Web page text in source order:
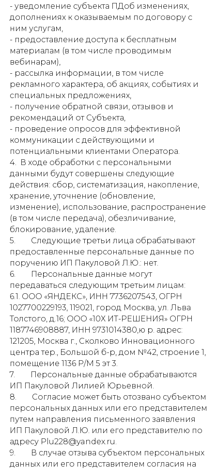
- уведомление субъекта ПДоб изменениях,
дополнениях к оказываемым по договору с
ним услугам,
- предоставление доступа к бесплатным
материалам (в том числе проводимым
вебинарам),
- рассылка информации, в том числе
рекламного характера, об акциях, событиях и
специальных предложениях,
- получение обратной связи, отзывов и
рекомендаций от Субъекта,
- проведение опросов для эффективной
коммуникации с действующими и
потенциальными клиентами Оператора.
4. В ходе обработки с персональными
данными будут совершены следующие
действия: сбор, систематизация, накопление,
хранение, уточнение (обновление,
изменение), использование, распространение
(в том числе передача), обезличивание,
блокирование, удаление.
5. Следующие третьи лица обрабатывают
предоставленные персональные данные по
поручению ИП Пакуловой Л.Ю.: нет.
6. Персональные данные могут
передаваться следующим третьим лицам:
6.1. ООО «ЯНДЕКС», ИНН 7736207543, ОГРН
1027700229193, 119021, город Москва, ул. Льва
Толстого, д.16; ООО «10Х ИТ-РЕШЕНИЯ» ОГРН
1187746908887, ИНН 9731014380,ю р. адрес:
121205, Москва г., Сколково Инновационного
центра тер., Большой б-р, дом №42, строение 1,
помещение 1136 Р/М 5 эт 3.
7. Персональные данные обрабатываются
ИП Пакуловой Лилией Юрьевной.
8. Согласие может быть отозвано субъектом
персональных данных или его представителем
путем направления письменного заявления
ИП Пакуловой Л.Ю. или его представителю по
адресу Plu228@yandex.ru.
9. В случае отзыва субъектом персональных
данных или его представителем согласия на